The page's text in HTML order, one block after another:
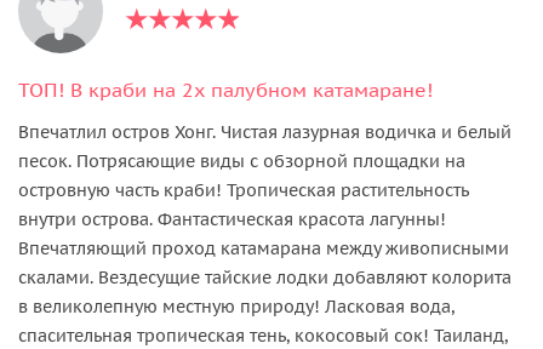
ТОП! В краби на 2х палубном катамаране!
Впечатлил остров Хонг. Чистая лазурная водичка и белый
песок. Потрясающие виды с обзорной площадки на
островную часть краби! Тропическая растительность
внутри острова. Фантастическая красота лагунны!
Впечатляющий проход катамарана между живописными
скалами. Вездесущие тайские лодки добавляют колорита
в великолепную местную природу! Ласковая вода,
спасительная тропическая тень, кокосовый сок! Таиланд,